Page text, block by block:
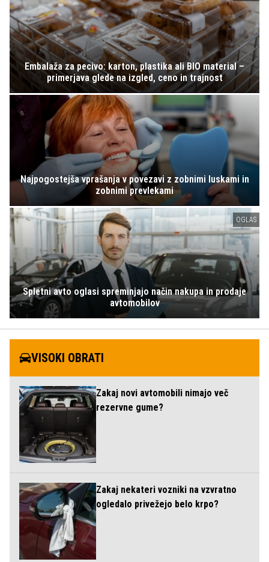
Embalaža za pecivo: karton, plastika ali BIO material –
primerjava glede na izgled, ceno in trajnost
Najpogostejša vprašanja v povezavi z zobnimi luskami in
zobnimi prevlekami
OGLAS
Spletni avto oglasi spreminjajo način nakupa in prodaje
avtomobilov
VISOKI OBRATI
Zakaj novi avtomobili nimajo več
rezervne gume?
Zakaj nekateri vozniki na vzvratno
ogledalo privežejo belo krpo?